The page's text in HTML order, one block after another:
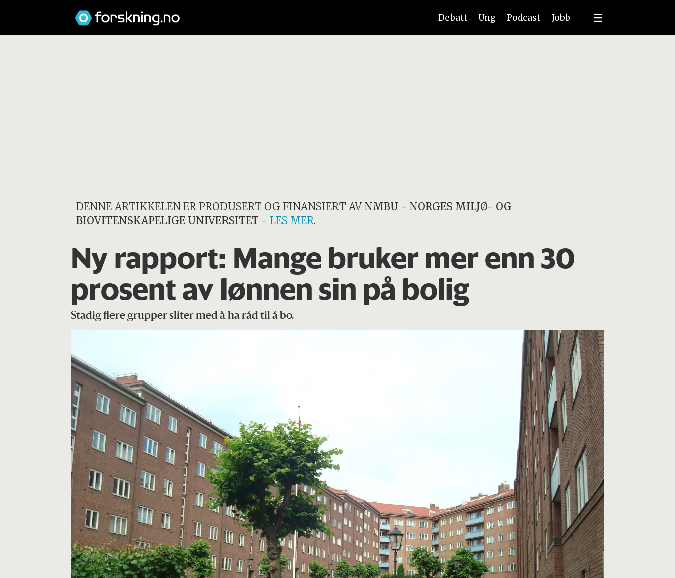
Debatt Ung Podcast Jobb
DENNE ARTIKKELEN ER PRODUSERT OG FINANSIERT AV NMBU - NORGES MILJØ- OG
BIOVITENSKAPELIGE UNIVERSITET - LES MER.
Ny rapport: Mange bruker mer enn 30
prosent av lønnen sin på bolig
Stadig flere grupper sliter med å ha råd til å bo.